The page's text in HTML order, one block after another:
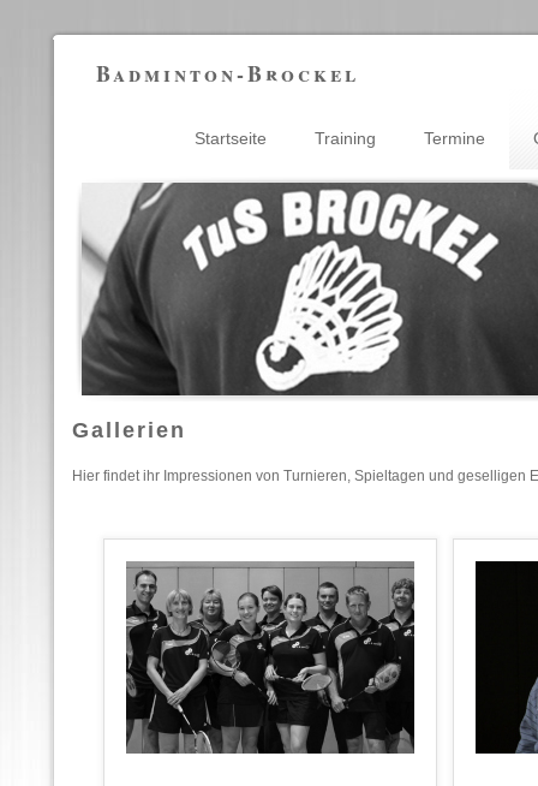
Badminton-Brockel
Startseite Training Termine
Gallerien
Hier findet ihr Impressionen von Turnieren, Spieltagen und geselligen